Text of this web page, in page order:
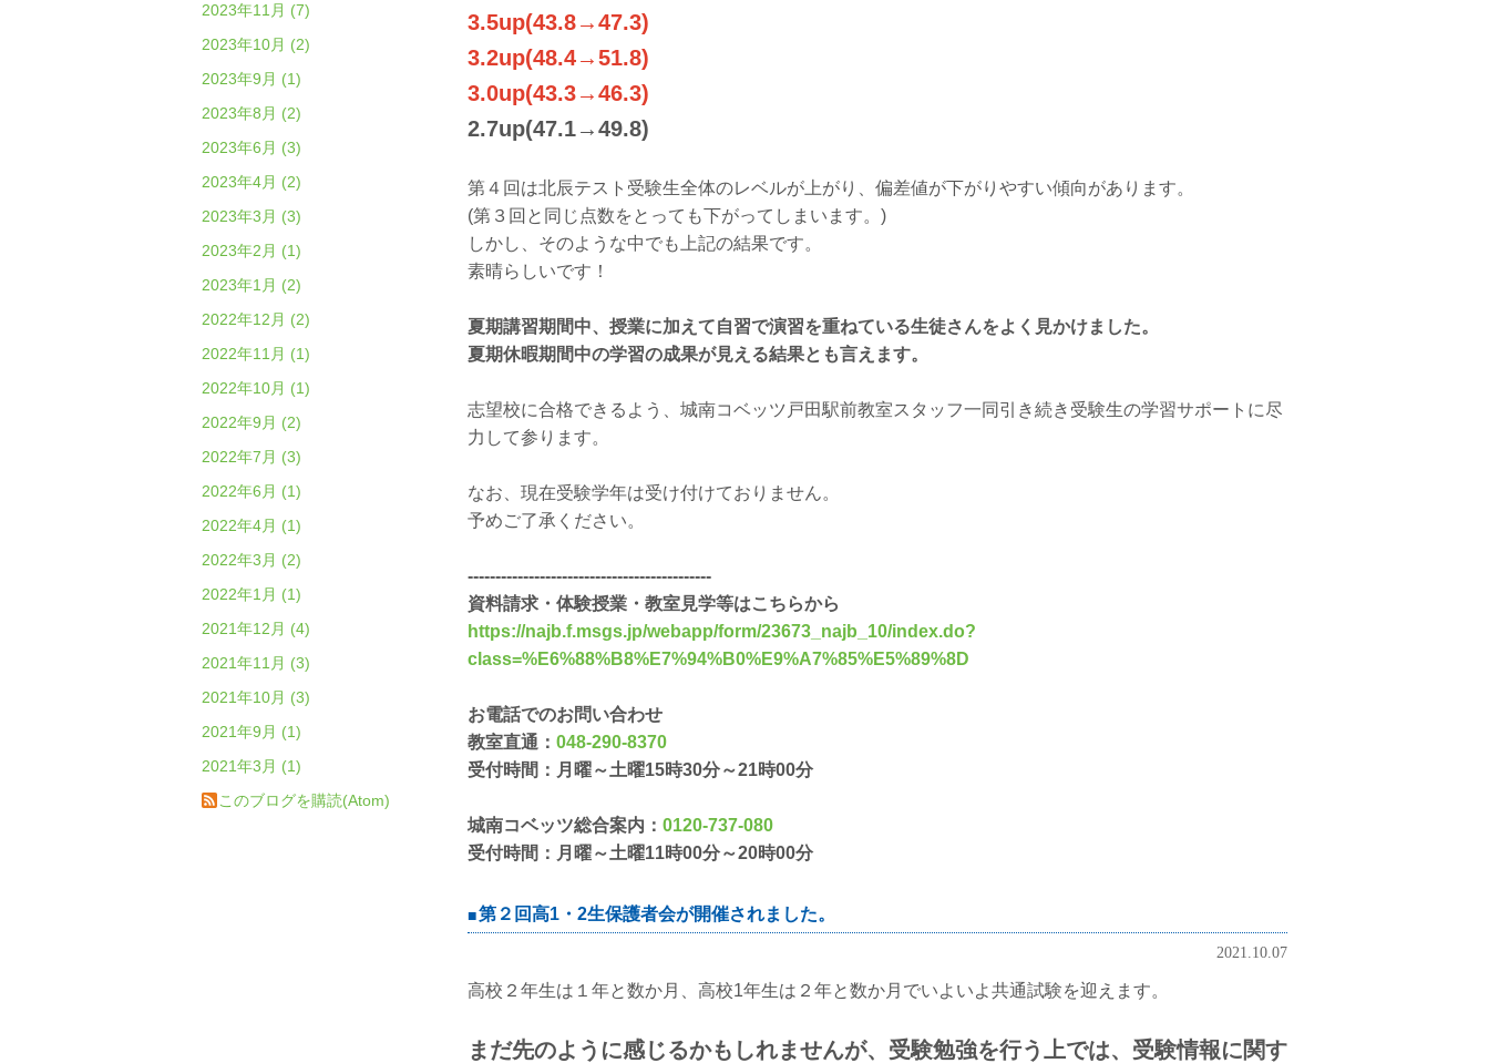
3.5up(43.8→47.3)
3.2up(48.4→51.8)
3.0up(43.3→46.3)
2.7up(47.1→49.8)
第４回は北辰テスト受験生全体のレベルが上がり、偏差値が下がりやすい傾向があります。
(第３回と同じ点数をとっても下がってしまいます。)
しかし、そのような中でも上記の結果です。
素晴らしいです！
夏期講習期間中、授業に加えて自習で演習を重ねている生徒さんをよく見かけました。
夏期休暇期間中の学習の成果が見える結果とも言えます。
志望校に合格できるよう、城南コベッツ戸田駅前教室スタッフ一同引き続き受験生の学習サポートに尽
力して参ります。
なお、現在受験学年は受け付けておりません。
予めご了承ください。
--------------------------------------------
資料請求・体験授業・教室見学等はこちらから
https://najb.f.msgs.jp/webapp/form/23673_najb_10/index.do?
class=%E6%88%B8%E7%94%B0%E9%A7%85%E5%89%8D
お電話でのお問い合わせ
教室直通： 048-290-8370
受付時間：月曜～土曜15時30分～21時00分
城南コベッツ総合案内： 0120-737-080
受付時間：月曜～土曜11時00分～20時00分
第２回高1・2生保護者会が開催されました。
2021.10.07
高校２年生は１年と数か月、高校1年生は２年と数か月でいよいよ共通試験を迎えます。
まだ先のように感じるかもしれませんが、受験勉強を行う上では、受験情報に関す
2023年11月 (7)
2023年10月 (2)
2023年9月 (1)
2023年8月 (2)
2023年6月 (3)
2023年4月 (2)
2023年3月 (3)
2023年2月 (1)
2023年1月 (2)
2022年12月 (2)
2022年11月 (1)
2022年10月 (1)
2022年9月 (2)
2022年7月 (3)
2022年6月 (1)
2022年4月 (1)
2022年3月 (2)
2022年1月 (1)
2021年12月 (4)
2021年11月 (3)
2021年10月 (3)
2021年9月 (1)
2021年3月 (1)
このブログを購読(Atom)